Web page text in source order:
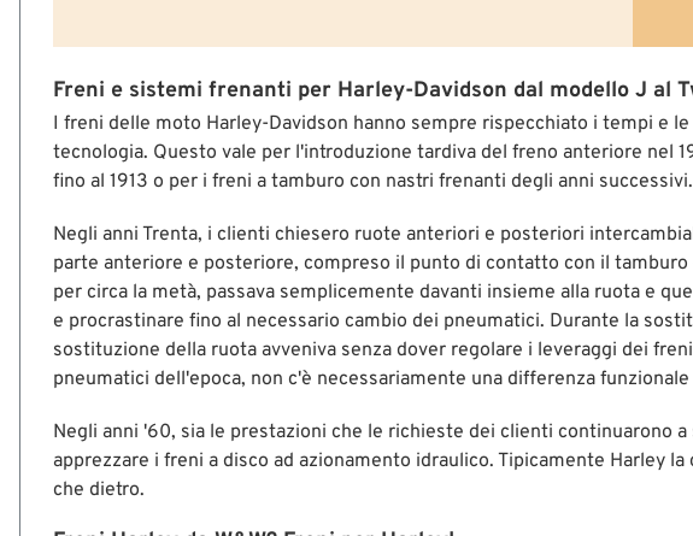
Freni e sistemi frenanti per Harley-Davidson dal modello J al
I freni delle moto Harley-Davidson hanno sempre rispecchiato i tempi e
tecnologia. Questo vale per l'introduzione tardiva del freno anteriore nel
fino al 1913 o per i freni a tamburo con nastri frenanti degli anni successivi.
Negli anni Trenta, i clienti chiesero ruote anteriori e posteriori
parte anteriore e posteriore, compreso il punto di contatto con il
per circa la metà, passava semplicemente davanti insieme alla ruota e
e procrastinare fino al necessario cambio dei pneumatici. Durante la
sostituzione della ruota avveniva senza dover regolare i leveraggi dei
pneumatici dell'epoca, non c'è necessariamente una differenza
Negli anni '60, sia le prestazioni che le richieste dei clienti continuarono
apprezzare i freni a disco ad azionamento idraulico. Tipicamente Harley
che dietro.